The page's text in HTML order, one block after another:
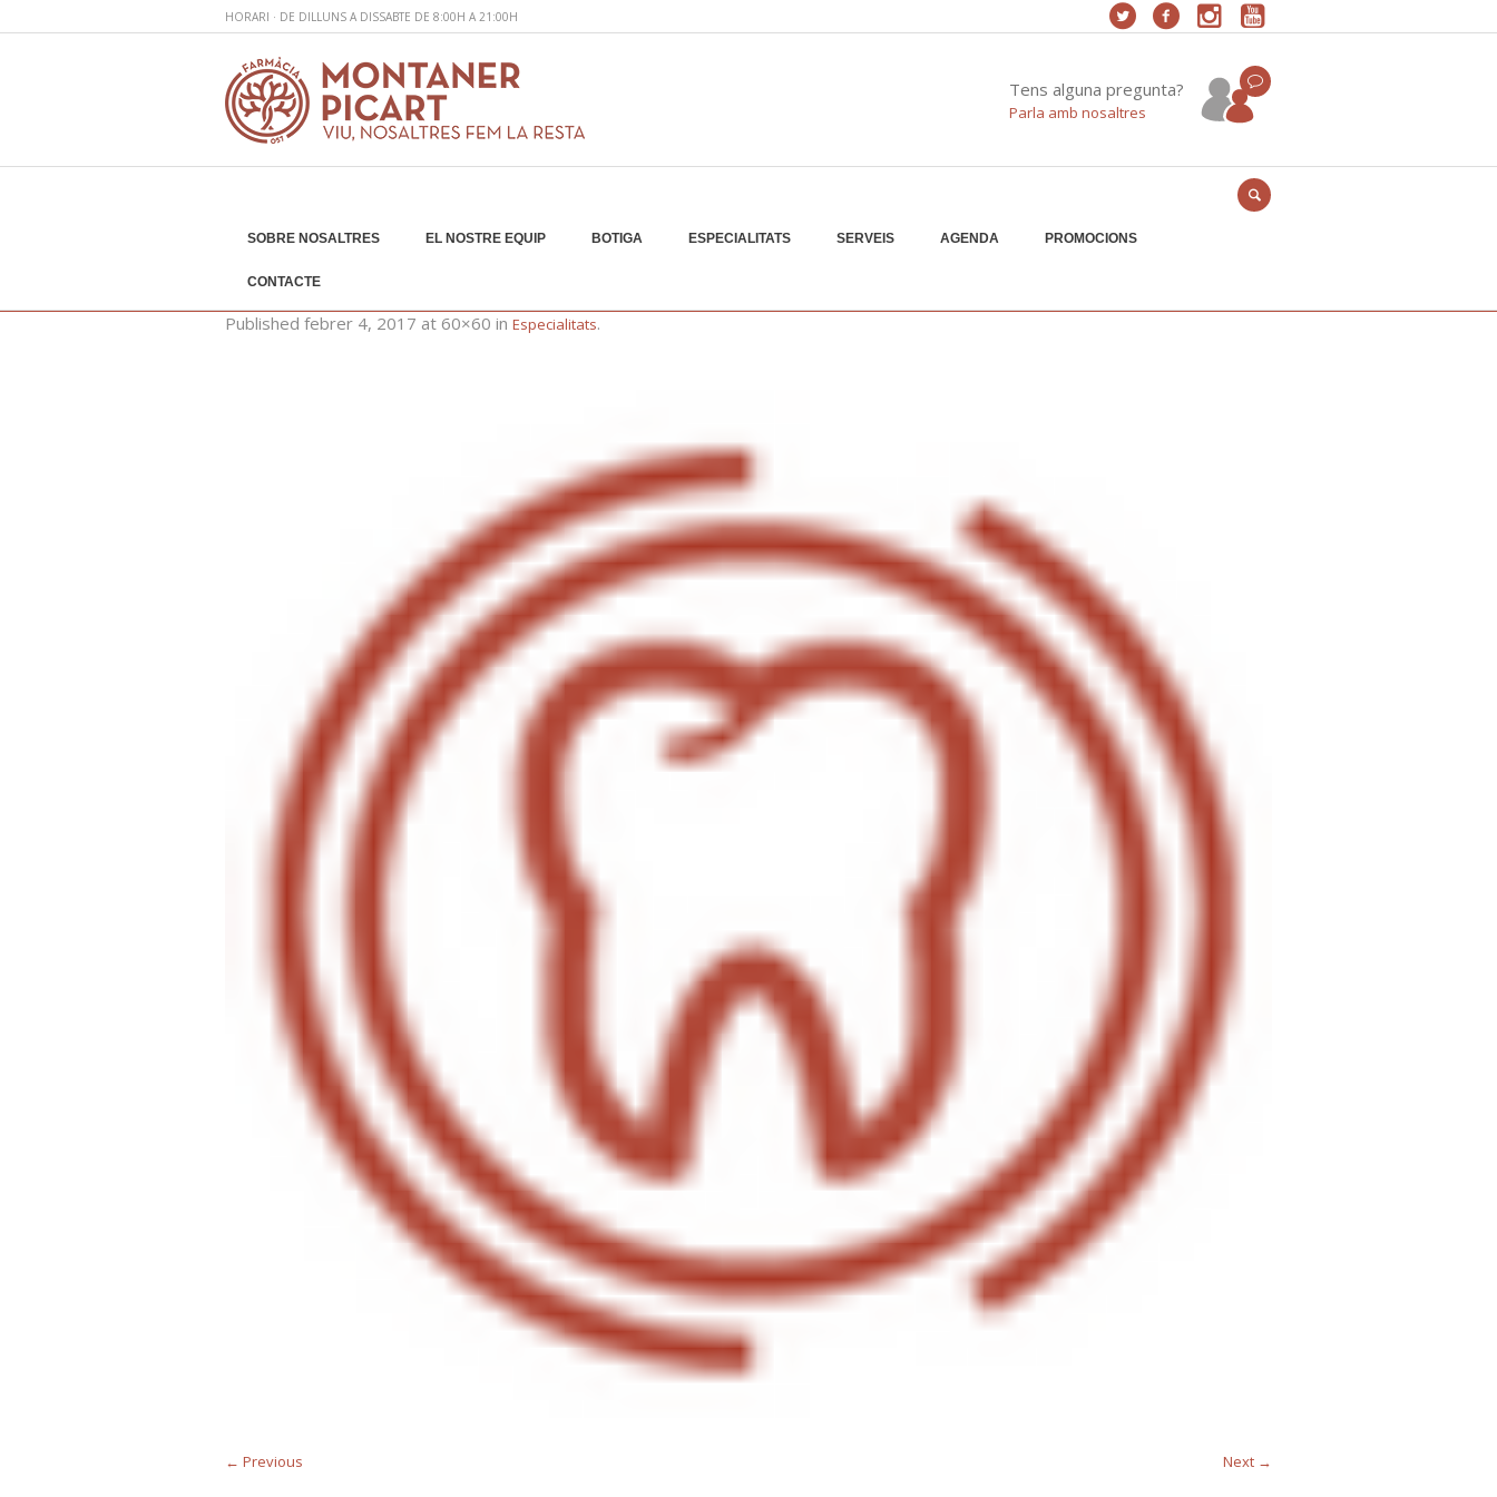
HORARI · DE DILLUNS A DISSABTE DE 8:00H A 21:00H
Tens alguna pregunta?
Parla amb nosaltres
SOBRE NOSALTRES EL NOSTRE EQUIP BOTIGA ESPECIALITATS SERVEIS AGENDA PROMOCIONS
CONTACTE
Published febrer 4, 2017 at 60×60 in Especialitats.
← Previous Next →